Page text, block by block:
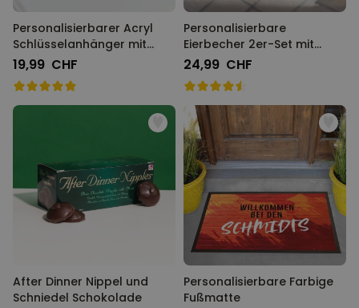
Personalisierbarer Acryl
Schlüsselanhänger mit
Foto und Text
19,99 CHF
Personalisierbare
Eierbecher 2er-Set mit
Gesicht
24,99 CHF
After Dinner Nippel und
Schniedel Schokolade
Personalisierbare Farbige
Fußmatte